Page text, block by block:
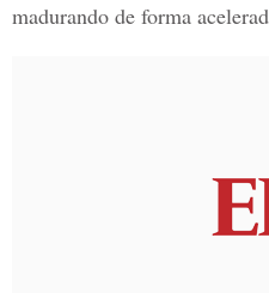
madurando de forma